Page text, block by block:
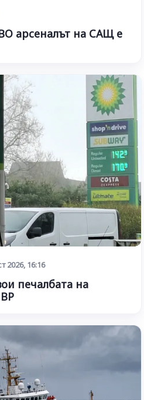
арсеналът на САЩ е
2026, 16:16
печалбата на